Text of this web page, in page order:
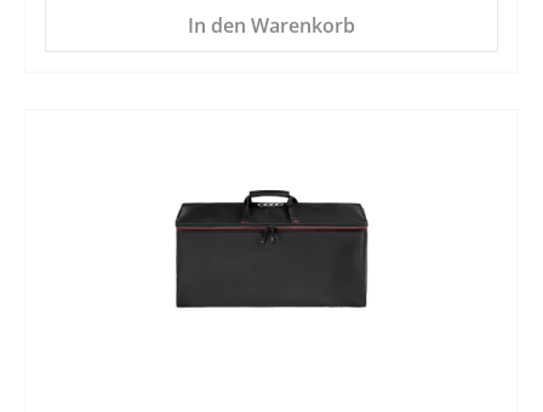
In den Warenkorb